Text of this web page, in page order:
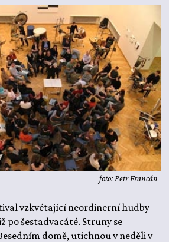
foto: Petr Francán
vzkvétající neordinerní hudby
po šestadvacáté. Struny se
domě, utichnou v neděli v